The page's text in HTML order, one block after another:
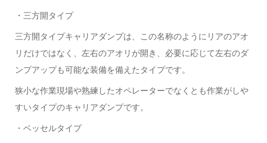
・三方開タイプ
三方開タイプキャリアダンプは、この名称のようにリアのアオ
リだけではなく、左右のアオリが開き、必要に応じて左右のダ
ンプアップも可能な装備を備えたタイプです。
狭小な作業現場や熟練したオペレーターでなくとも作業がしや
すいタイプのキャリアダンプです。
・ベッセルタイプ